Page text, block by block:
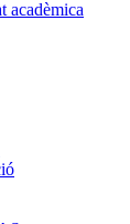
acadèmica